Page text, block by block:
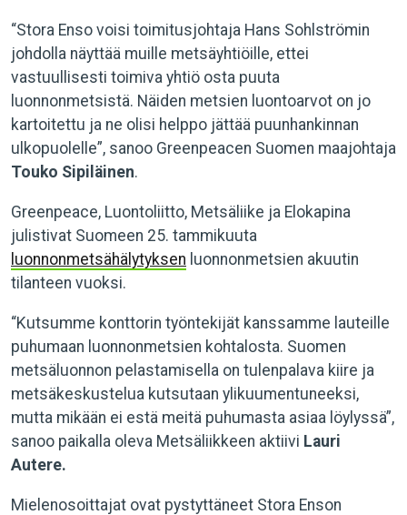
“Stora Enso voisi toimitusjohtaja Hans Sohlströmin
johdolla näyttää muille metsäyhtiöille, ettei
vastuullisesti toimiva yhtiö osta puuta
luonnonmetsistä. Näiden metsien luontoarvot on jo
kartoitettu ja ne olisi helppo jättää puunhankinnan
ulkopuolelle”, sanoo Greenpeacen Suomen maajohtaja
Touko Sipiläinen.
Greenpeace, Luontoliitto, Metsäliike ja Elokapina
julistivat Suomeen 25. tammikuuta
luonnonmetsähälytyksen luonnonmetsien akuutin
tilanteen vuoksi.
“Kutsumme konttorin työntekijät kanssamme lauteille
puhumaan luonnonmetsien kohtalosta. Suomen
metsäluonnon pelastamisella on tulenpalava kiire ja
metsäkeskustelua kutsutaan ylikuumentuneeksi,
mutta mikään ei estä meitä puhumasta asiaa löylyssä”,
sanoo paikalla oleva Metsäliikkeen aktiivi Lauri
Autere.
Mielenosoittajat ovat pystyttäneet Stora Enson